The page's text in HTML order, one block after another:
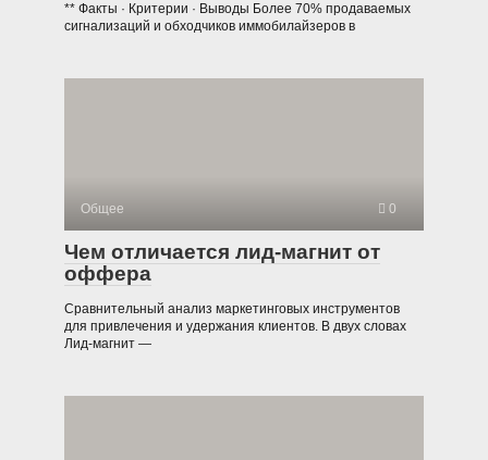
** Факты · Критерии · Выводы Более 70% продаваемых
сигнализаций и обходчиков иммобилайзеров в
Общее 0
Чем отличается лид-магнит от
оффера
Сравнительный анализ маркетинговых инструментов
для привлечения и удержания клиентов. В двух словах
Лид-магнит —